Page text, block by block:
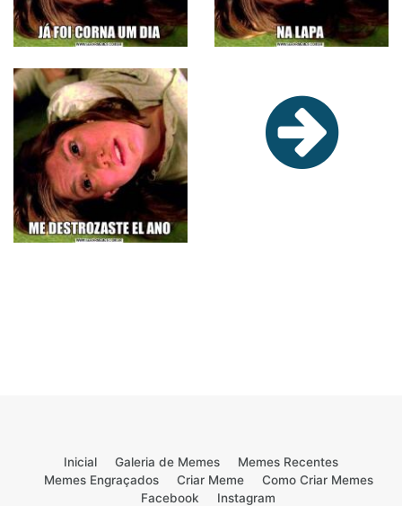
Inicial Galeria de Memes
Memes Recentes
Memes Engraçados
Criar Meme
Como Criar Memes
Facebook
Instagram